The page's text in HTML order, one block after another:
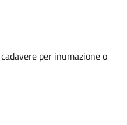
per inumazione o